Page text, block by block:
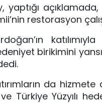
restorasyon
birikimini
da hizmete
Türkiye Yüzyılı